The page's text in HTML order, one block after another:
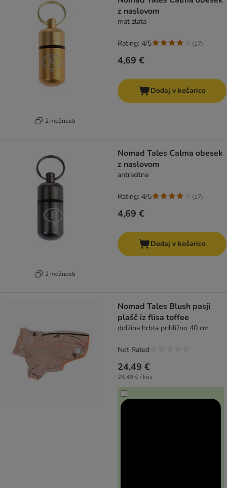
2 možnosti
z naslovom
mat zlata
4,69 €
Rating: 4/5 (17)
Dodaj v košarico
2 možnosti
Nomad Tales Calma obesek
z naslovom
antracitna
4,69 €
Rating: 4/5 (17)
Dodaj v košarico
Nomad Tales Blush pasji
plašč iz flisa toffee
dolžina hrbta približno 40 cm
24,49 €
24,49 € / kos
Not Rated